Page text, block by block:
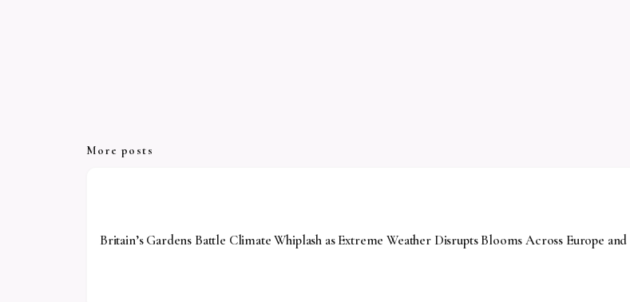
More posts
Britain’s Gardens Battle Climate Whiplash as Extreme Weather Disrupts Blooms Across Europe